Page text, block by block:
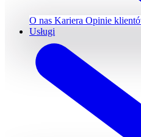
O nas Kariera Opinie
Usługi